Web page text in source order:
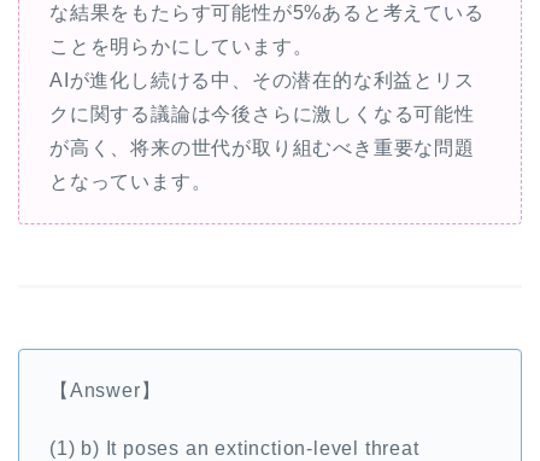
な結果をもたらす可能性が5%あると考えている
ことを明らかにしています。
AIが進化し続ける中、その潜在的な利益とリス
クに関する議論は今後さらに激しくなる可能性
が高く、将来の世代が取り組むべき重要な問題
となっています。
【Answer】
(1) b) It poses an extinction-level threat